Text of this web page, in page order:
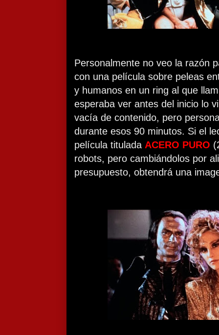
Personalmente no veo la razón
con una película sobre peleas
y humanos en un ring al que
esperaba ver antes del inicio lo
vacía de contenido, pero
durante esos 90 minutos. Si el
película titulada ACERO PURO
robots, pero cambiándolos por
presupuesto, obtendrá una